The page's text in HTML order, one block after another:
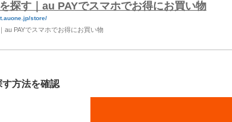
探す｜au PAYでスマホでお得にお買い物
store/
au PAYでスマホでお得にお買い物
方法を確認